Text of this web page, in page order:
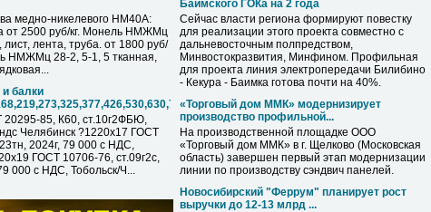
медно-никелевого НМ40А:
от 2500 руб/кг. Монель НМЖМц
лист, лента, труба. от 1800 руб/
НМЖМц 28-2, 5-1, 5 тканная,
балки
85, К60, ст.10г2ФБЮ,
Челябинск ?1220х17 ГОСТ
2024г, 79 000 с НДC,
ГОСТ 10706-76, ст.09г2с,
000 с НДC, Тобольск/Ч...
Баимского ГОКа на 2 года
Сейчас власти региона формируют повестку
для реализации этого проекта совместно с
дальневосточным полпредством,
Минвостокразвития, Минфином. Профильная
для проекта линия электропередачи Билибино
- Кекура - Баимка готова почти на 40%.
«Торговый дом ММК» модернизирует
производство профильной...
На производственной площадке ООО
«Торговый дом ММК» в г. Щелково (Московская
область) завершен первый этап модернизации
линии по производству сэндвич панелей.
Новосибирский "Феррум" планирует рост
выручки до 12-13 млрд ...